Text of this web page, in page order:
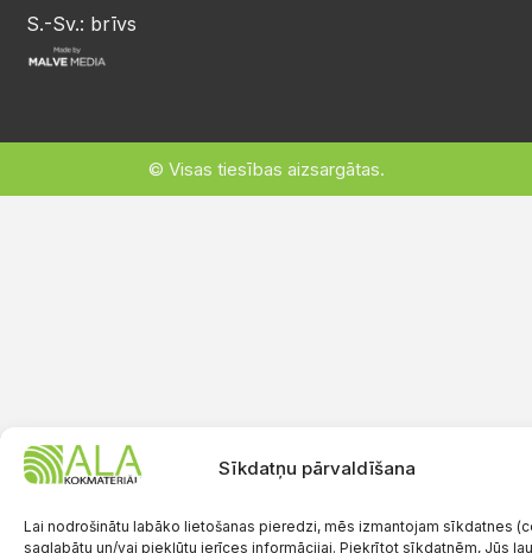
Sīkdatņu pārvaldīšana
Lai nodrošinātu labāko lietošanas pieredzi, mēs izmantojam sīkdatnes
saglabātu un/vai piekļūtu ierīces informācijai. Piekrītot sīkdatnēm, Jūs
S.-Sv.: brīvs
© Visas tiesības aizsargātas.